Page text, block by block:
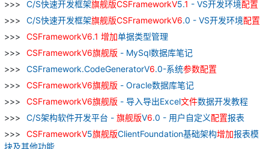
C/S快速开发框架旗舰版CSFrameworkV5.1 - VS开发环境配置
C/S快速开发框架旗舰版CSFrameworkV6.0 - VS开发环境配置
CSFrameworkV6.1 增加单据类型管理
CSFrameworkV6旗舰版 - MySql数据库笔记
CSFramework.CodeGeneratorV6.0-系统参数配置
CSFrameworkV6旗舰版 - Oracle数据库笔记
CSFrameworkV6旗舰版 - 导入导出Excel文件数据开发教程
C/S架构软件开发平台 - 旗舰版V6.0 - 用户自定义配置报表
CSFrameworkV5旗舰版ClientFoundation基础架构增加报表模
块及其他功能